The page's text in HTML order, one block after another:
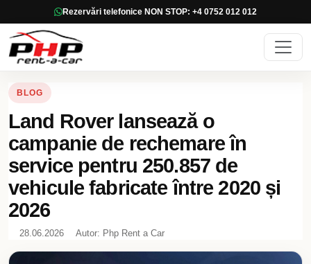
Rezervări telefonice NON STOP: +4 0752 012 012
BLOG
Land Rover lansează o
campanie de rechemare în
service pentru 250.857 de
vehicule fabricate între 2020 și
2026
28.06.2026 Autor: Php Rent a Car